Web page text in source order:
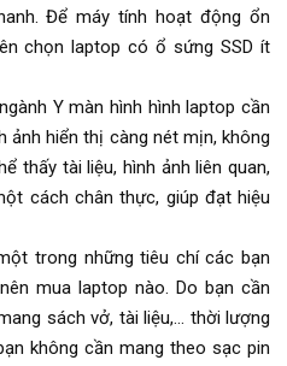
Để máy tính hoạt động ổn
chọn laptop có ổ sứng SSD ít
Y màn hình hình laptop cần
ảnh hiển thị càng nét mịn, không
thấy tài liệu, hình ảnh liên quan,
cách chân thực, giúp đạt hiệu
trong những tiêu chí các bạn
mua laptop nào. Do bạn cần
sách vở, tài liệu,… thời lượng
không cần mang theo sạc pin